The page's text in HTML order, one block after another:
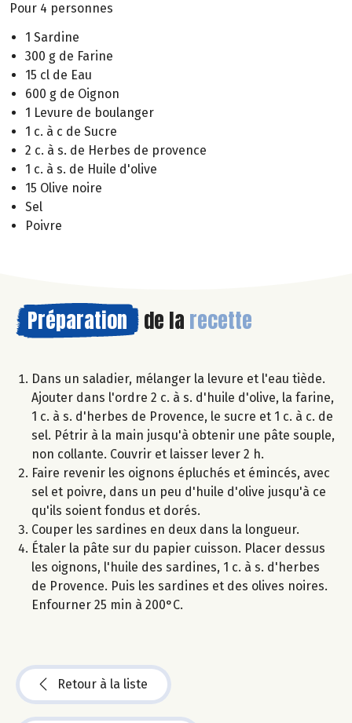
Pour 4 personnes
1 Sardine
300 g de Farine
15 cl de Eau
600 g de Oignon
1 Levure de boulanger
1 c. à c de Sucre
2 c. à s. de Herbes de provence
1 c. à s. de Huile d'olive
15 Olive noire
Sel
Poivre
Préparation de la recette
Dans un saladier, mélanger la levure et l'eau tiède.
Ajouter dans l'ordre 2 c. à s. d'huile d'olive, la farine,
1 c. à s. d'herbes de Provence, le sucre et 1 c. à c. de
sel. Pétrir à la main jusqu'à obtenir une pâte souple,
non collante. Couvrir et laisser lever 2 h.
Faire revenir les oignons épluchés et émincés, avec
sel et poivre, dans un peu d'huile d'olive jusqu'à ce
qu'ils soient fondus et dorés.
Couper les sardines en deux dans la longueur.
Étaler la pâte sur du papier cuisson. Placer dessus
les oignons, l'huile des sardines, 1 c. à s. d'herbes
de Provence. Puis les sardines et des olives noires.
Enfourner 25 min à 200°C.
Retour à la liste